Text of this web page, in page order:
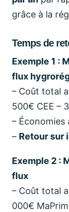
grâce à la
Temps de
Exemple 1 :
flux
– Coût total
500€ CEE –
– Économies
– Retour sur
Exemple 2 :
flux
– Coût total
000€